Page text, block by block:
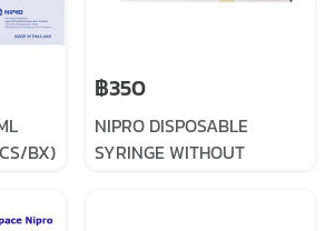
BX)
฿350
NIPRO DISPOSABLE
SYRINGE WITHOUT